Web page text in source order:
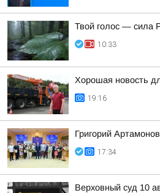
Твой голос — сила
10:33
Хорошая новость
19:16
Григорий
17:34
Верховный суд 10